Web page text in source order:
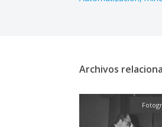
Archivos